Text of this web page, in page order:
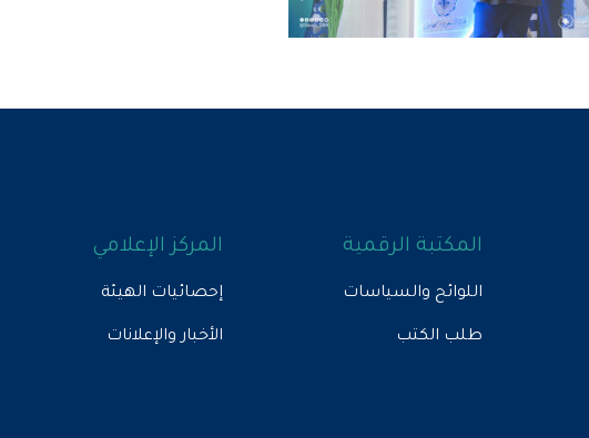
المكتبة الرقمية
اللوائح والسياسات
طلب الكتب
المركز الإعلامي
إحصائيات الهيئة
الأخبار والإعلانات